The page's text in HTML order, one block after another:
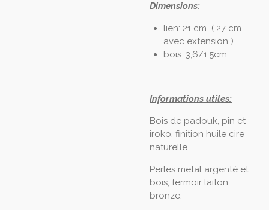
Dimensions:
lien: 21 cm ( 27 cm
avec extension )
bois: 3,6/1,5cm
Informations utiles:
Bois de padouk, pin et
iroko, finition huile cire
naturelle.
Perles metal argenté et
bois, fermoir laiton
bronze.